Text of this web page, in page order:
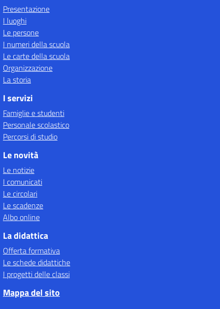
Presentazione
I luoghi
Le persone
I numeri della scuola
Le carte della scuola
Organizzazione
La storia
I servizi
Famiglie e studenti
Personale scolastico
Percorsi di studio
Le novità
Le notizie
I comunicati
Le circolari
Le scadenze
Albo online
La didattica
Offerta formativa
Le schede didattiche
I progetti delle classi
Mappa del sito